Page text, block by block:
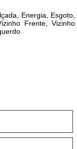
Energia, Esgoto,
Frente, Vizinho